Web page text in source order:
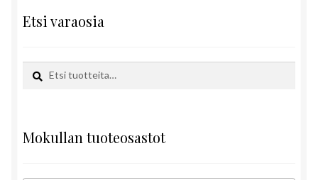
Etsi varaosia
Etsi:
Haku
Mokullan tuoteosastot